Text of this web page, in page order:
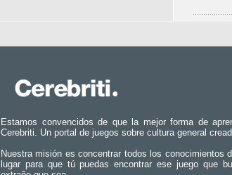
Estamos convencidos de que la mejor forma de
Cerebriti. Un portal de juegos sobre cultura general
Nuestra misión es concentrar todos los conocimientos
lugar para que tú puedas encontrar ese juego que